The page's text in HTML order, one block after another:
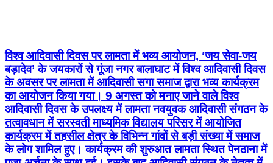
विश्व आदिवासी दिवस पर लामता में भव्य आयोजन, ‘जय सेवा-जय
बड़ादेव’ के जयकारों से गूंजा नगर बालाघाट में विश्व आदिवासी दिवस
के अवसर पर लामता में आदिवासी सगा समाज द्वारा भव्य कार्यक्रम
का आयोजन किया गया। 9 अगस्त को मनाए जाने वाले विश्व
आदिवासी दिवस के उपलक्ष्य में लामता नवयुवक आदिवासी संगठन के
तत्वावधान में सरस्वती माध्यमिक विद्यालय परिसर में आयोजित
कार्यक्रम में तहसील क्षेत्र के विभिन्न गांवों से बड़ी संख्या में समाज
के लोग शामिल हुए। कार्यक्रम की शुरुआत लामता स्थित पेनठाना में